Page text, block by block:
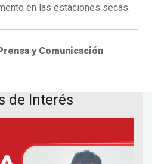
en las estaciones secas.
y Comunicación
de Interés